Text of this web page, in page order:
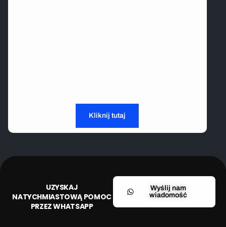
Kliknij tutaj
UZYSKAJ
NATYCHMIASTOWĄ POMOC
PRZEZ WHATSAPP
Wyślij nam
wiadomość